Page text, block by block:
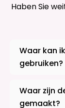
Haben Sie
Waar kan
gebruiken?
Waar zijn
gemaakt?